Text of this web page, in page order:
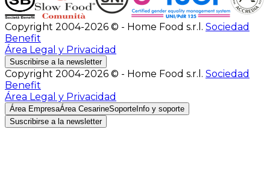
Copyright 2004-2026 © - Home Food s.r.l. Sociedad
Benefit
Área Legal y Privacidad
Suscribirse a la newsletter
Copyright 2004-2026 © - Home Food s.r.l. Sociedad
Benefit
Área Legal y Privacidad
Área EmpresaÁrea CesarineSoporte Info y soporte
Suscribirse a la newsletter